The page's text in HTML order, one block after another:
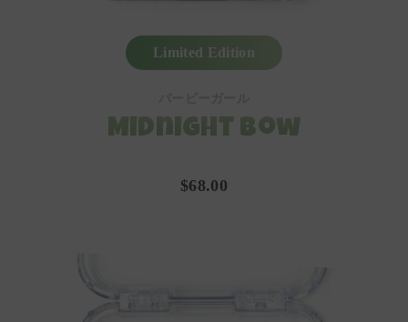
Limited Edition
Midnight Bow
$68.00